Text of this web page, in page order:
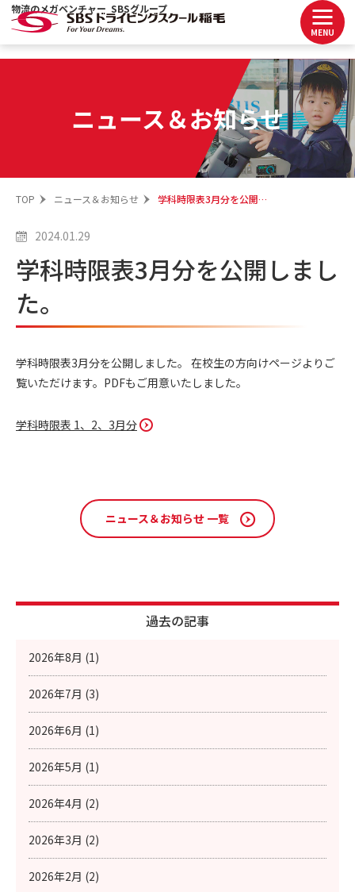
物流のメガベンチャー SBSグループ
MENU
ニュース＆お知らせ
TOP ニュース＆お知らせ 学科時限表3月分を公開しました。
2024.01.29
学科時限表3月分を公開しまし
た。
学科時限表3月分を公開しました。 在校生の方向けページよりご
覧いただけます。PDFもご用意いたしました。
学科時限表 1、2、3月分
ニュース＆お知らせ 一覧
過去の記事
2026年8月 (1)
2026年7月 (3)
2026年6月 (1)
2026年5月 (1)
2026年4月 (2)
2026年3月 (2)
2026年2月 (2)